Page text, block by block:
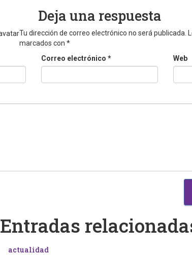
Deja una respuesta
Tu dirección de correo electrónico no será publicada.
marcados con *
Correo electrónico * Web
Entradas
actualidad